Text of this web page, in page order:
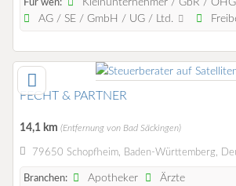
Für wen:
Kleinunternehmer / GbR /
AG / SE / GmbH / UG / Ltd.
FECHT & PARTNER
14,1 km (Entfernung von Bad Säckingen)
79650 Schopfheim, Baden-Württemberg,
Branchen: Apotheker
Ärzte